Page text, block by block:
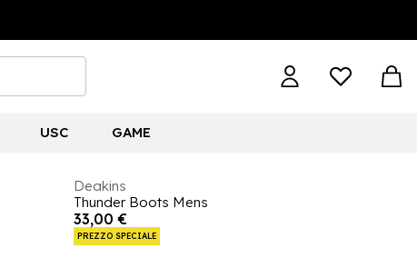
USC GAME
Deakins
Thunder Boots Mens
33,00 €
PREZZO SPECIALE